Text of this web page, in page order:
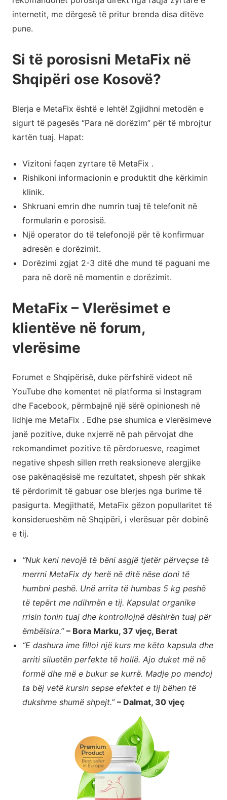
internetit, me dërgesë të pritur brenda disa ditëve
pune.
Si të porosisni MetaFix në
Shqipëri ose Kosovë?
Blerja e MetaFix është e lehtë! Zgjidhni metodën e
sigurt të pagesës “Para në dorëzim” për të mbrojtur
kartën tuaj. Hapat:
Vizitoni faqen zyrtare të MetaFix .
Rishikoni informacionin e produktit dhe kërkimin
klinik.
Shkruani emrin dhe numrin tuaj të telefonit në
formularin e porosisë.
Një operator do të telefonojë për të konfirmuar
adresën e dorëzimit.
Dorëzimi zgjat 2-3 ditë dhe mund të paguani me
para në dorë në momentin e dorëzimit.
MetaFix – Vlerësimet e
klientëve në forum,
vlerësime
Forumet e Shqipërisë, duke përfshirë videot në
YouTube dhe komentet në platforma si Instagram
dhe Facebook, përmbajnë një sërë opinionesh në
lidhje me MetaFix . Edhe pse shumica e vlerësimeve
janë pozitive, duke nxjerrë në pah përvojat dhe
rekomandimet pozitive të përdoruesve, reagimet
negative shpesh sillen rreth reaksioneve alergjike
ose pakënaqësisë me rezultatet, shpesh për shkak
të përdorimit të gabuar ose blerjes nga burime të
pasigurta. Megjithatë, MetaFix gëzon popullaritet të
konsiderueshëm në Shqipëri, i vlerësuar për dobinë
e tij.
“Nuk keni nevojë të bëni asgjë tjetër përveçse të
merrni MetaFix dy herë në ditë nëse doni të
humbni peshë. Unë arrita të humbas 5 kg peshë
të tepërt me ndihmën e tij. Kapsulat organike
rrisin tonin tuaj dhe kontrollojnë dëshirën tuaj për
ëmbëlsira.” – Bora Marku, 37 vjeç, Berat
“E dashura ime filloi një kurs me këto kapsula dhe
arriti siluetën perfekte të hollë. Ajo duket më në
formë dhe më e bukur se kurrë. Madje po mendoj
ta bëj vetë kursin sepse efektet e tij bëhen të
dukshme shumë shpejt.” – Dalmat, 30 vjeç